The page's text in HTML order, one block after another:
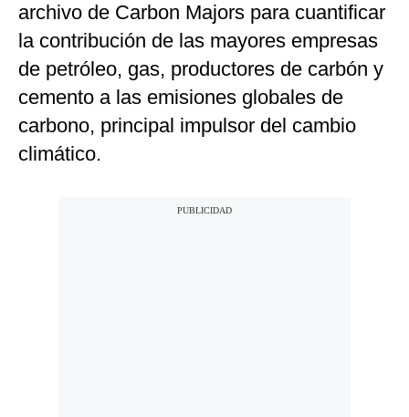
archivo de Carbon Majors para cuantificar
la contribución de las mayores empresas
de petróleo, gas, productores de carbón y
cemento a las emisiones globales de
carbono, principal impulsor del cambio
climático.